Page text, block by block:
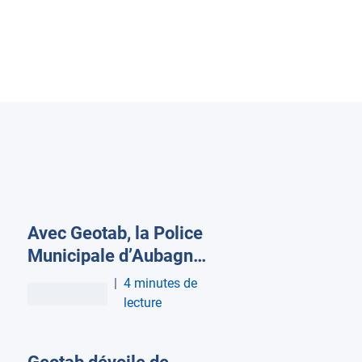
Avec Geotab, la Police
Municipale d’Aubagne
réduit les coûts de
maintenance de sa
| 4 minutes de
lecture